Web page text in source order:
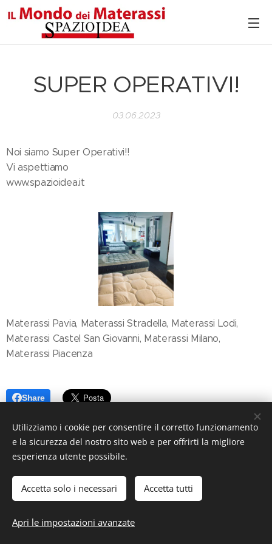
SUPER OPERATIVI!
03.06.2023
Noi siamo Super Operativi!! 🌞😜
Vi aspettiamo‼️
www.spazioidea.it
Materassi Pavia, Materassi Stradella, Materassi Lodi,
Materassi Castel San Giovanni, Materassi Milano,
Materassi Piacenza
Share
© 2019 ILMondodeiMaterassi, Via Nazionale, 110 27049 Stradella
Cookies
Utilizziamo i cookie per consentire il corretto funzionamento
e la sicurezza del nostro sito web e per offrirti la migliore
esperienza utente possibile.
Accetta solo i necessari Accetta tutti
Apri le impostazioni avanzate